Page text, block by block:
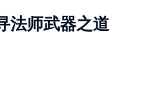
法师武器之道